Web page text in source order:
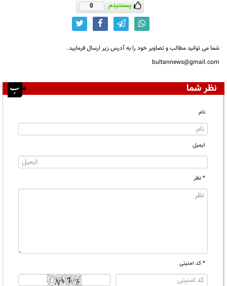
پسندیدم 0
شما می توانید مطالب و تصاویر خود را به آدرس زیر ارسال فرمایید.
bultannews@gmail.com
نظر شما
نام
ایمیل
* نظر
* کد امنیتی